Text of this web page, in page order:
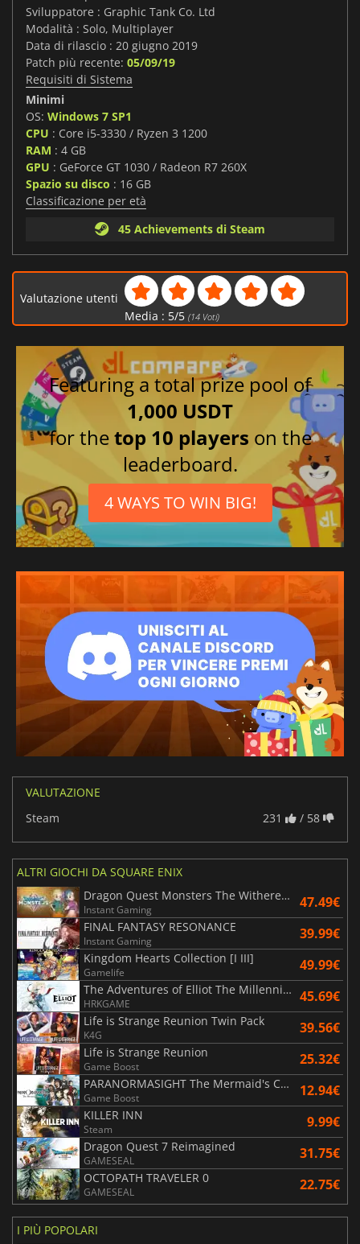
Sviluppatore : Graphic Tank Co. Ltd
Modalità : Solo, Multiplayer
Data di rilascio : 20 giugno 2019
Patch più recente: 05/09/19
Requisiti di Sistema
Minimi
OS: Windows 7 SP1
CPU : Core i5-3330 / Ryzen 3 1200
RAM : 4 GB
GPU : GeForce GT 1030 / Radeon R7 260X
Spazio su disco : 16 GB
Classificazione per età
45 Achievements di Steam
Valutazione utenti
Media : 5/5 (14Voti)
Featuring a total prize pool of
1,000 USDT
for thetop 10 players on the
leaderboard.
4 WAYS TO WIN BIG!
VALUTAZIONE
Steam
231 / 58
ALTRI GIOCHI DA SQUARE ENIX
Dragon Quest Monsters The Withered World
Instant Gaming 47.49€
FINAL FANTASY RESONANCE
Instant Gaming 39.99€
Kingdom Hearts Collection [I III]
Gamelife 49.99€
The Adventures of Elliot The Millennium Tales
HRKGAME 45.69€
Life is Strange Reunion Twin Pack
K4G 39.56€
Life is Strange Reunion
Game Boost 25.32€
PARANORMASIGHT The Mermaid's Curse
Game Boost 12.94€
KILLER INN
Steam 9.99€
Dragon Quest 7 Reimagined
GAMESEAL 31.75€
OCTOPATH TRAVELER 0
GAMESEAL 22.75€
I PIÙ POPOLARI